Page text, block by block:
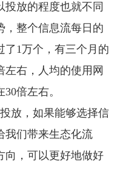
放的程度也就不同
，整个信息流每日的
了1万个，有三个月的
左右，人均的使用网
倍左右。
，如果能够选择信
我们带来生态化流
向，可以更好地做好